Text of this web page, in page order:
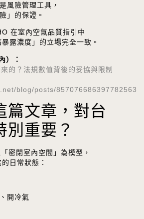
風險管理工具，
」的保證。
在室內空氣品質指引中
暴露濃度」的立場完全一致。
）：
的？法規數值背後的妥協與限制
blog/posts/857076686397782563
篇文章，對台
別重要？
密閉室內空間」為模型，
日常狀態：
開冷氣